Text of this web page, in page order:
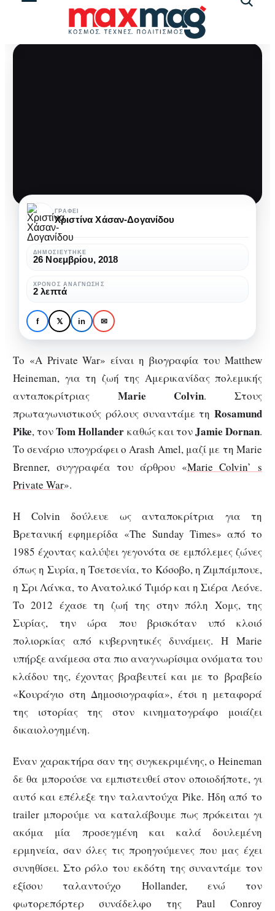
ΚΙΝΗΜΑΤΟΓΡΆΦΟΣ ΠΡΟΤΆΣΕΙΣ ΤΑΙΝΙΏΝ
«A Private War»: Η
βιογραφία μιας
πολεμικής
ανταποκρίτριας
«A
Private
War»:
βιογραφία
μιας
πολεμικής
ανταποκρίτριας
ΓΡΆΦΕΙ
Χριστίνα Χάσαν-Δογανίδου
ΔΗΜΟΣΙΕΎΤΗΚΕ
26 Νοεμβρίου, 2018
ΧΡΌΝΟΣ ΑΝΆΓΝΩΣΗΣ
2 λεπτά
f 𝕏 in ✉
Το «A Private War» είναι η βιογραφία του Matthew
Heineman, για τη ζωή της Αμερικανίδας πολεμικής
ανταποκρίτριας Marie Colvin. Στους
πρωταγωνιστικούς ρόλους συναντάμε τη Rosamund
Pike, τονTom Hollander καθώς και τονJamie Dornan.
Το σενάριο υπογράφει ο Arash Amel, μαζί με τη Marie
Brenner, συγγραφέα του άρθρου «Marie Colvin’ s
Private War».
Η Colvin δούλευε ως ανταποκρίτρια για τη
Βρετανική εφημερίδα «The Sunday Times» από το
1985 έχοντας καλύψει γεγονότα σε εμπόλεμες ζώνες
όπως η Συρία, η Τσετσενία, το Κόσοβο, η Ζιμπάμπουε,
η Σρι Λάνκα, το Ανατολικό Τιμόρ και η Σιέρα Λεόνε.
Το 2012 έχασε τη ζωή της στην πόλη Χομς, της
Συρίας, την ώρα που βρισκόταν υπό κλοιό
πολιορκίας από κυβερνητικές δυνάμεις. Η Marie
υπήρξε ανάμεσα στα πιο αναγνωρίσιμα ονόματα του
κλάδου της, έχοντας βραβευτεί και με το βραβείο
«Κουράγιο στη Δημοσιογραφία», έτσι η μεταφορά
της ιστορίας της στον κινηματογράφο μοιάζει
δικαιολογημένη.
Έναν χαρακτήρα σαν της συγκεκριμένης, ο Heineman
δε θα μπορούσε να εμπιστευθεί στον οποιοδήποτε, γι
αυτό και επέλεξε την ταλαντούχα Pike. Ήδη από το
trailer μπορούμε να καταλάβουμε πως πρόκειται γι
ακόμα μία προσεγμένη και καλά δουλεμένη
ερμηνεία, σαν όλες τις προηγούμενες που μας έχει
συνηθίσει. Στο ρόλο του εκδότη της συναντάμε τον
εξίσου ταλαντούχο Hollander, ενώ τον
φωτορεπόρτερ συνάδελφο της Paul Conroy